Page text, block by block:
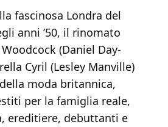
fascinosa Londra del
anni ’50, il rinomato
(Daniel Day-
Cyril (Lesley Manville)
moda britannica,
per la famiglia reale,
ereditiere, debuttanti e